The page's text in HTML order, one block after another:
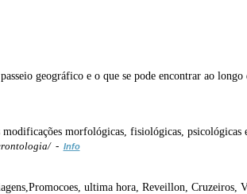
geográfico e o que se pode encontrar ao
morfológicas, fisiológicas, psicológicas
- Info
ultima hora, Reveillon, Cruzeiros,